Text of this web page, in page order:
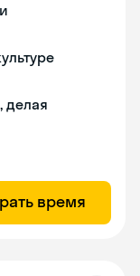
делая
время